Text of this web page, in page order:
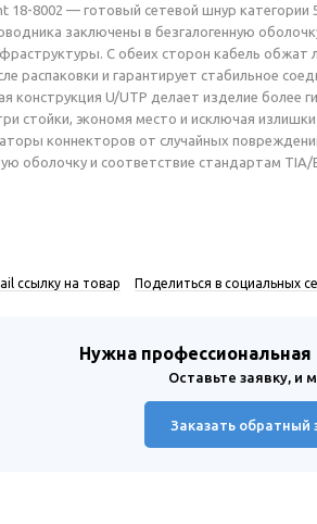
18-8002 — готовый сетевой шнур категории
заключены в безгалогенную
С обеих сторон кабель
распаковки и гарантирует стабильное
конструкция U/UTP делает изделие
стойки, экономя место и исключая
коннекторов от случайных
оболочку и соответствие стандартам
ссылку на товар Поделиться в социальных
Нужна профессиональная
Оставьте заявку,
Заказать обратный